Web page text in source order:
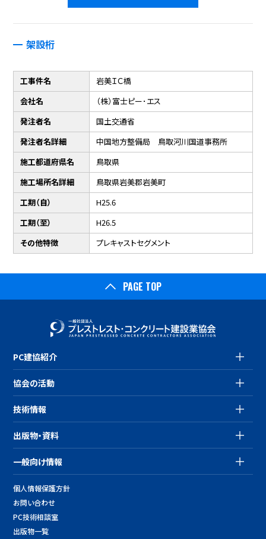
架設桁
工事件名
岩美ＩＣ橋
会社名
（株）富士ピー･エス
発注者名
国土交通省
発注者名詳細
中国地方整備局 鳥取河川国道事務所
施工都道府県名
鳥取県
施工場所名詳細
鳥取県岩美郡岩美町
工期（自）
H25.6
工期（至）
H26.5
その他特徴
プレキャストセグメント
PAGE TOP
PC建協紹介
協会の活動
技術情報
出版物・資料
一般向け情報
個人情報保護方針
お問い合わせ
PC技術相談室
出版物一覧